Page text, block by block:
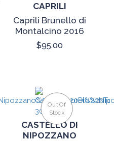
CAPRILI
Caprili Brunello di
Montalcino 2016
$95.00
CASTELLO DI
NIPOZZANO
Out Of
Stock